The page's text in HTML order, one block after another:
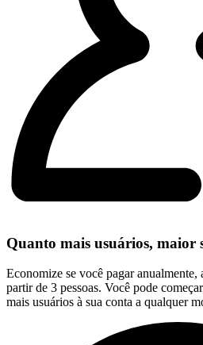
Quanto mais usuários, maior
Economize se você pagar anualmente,
partir de 3 pessoas. Você pode
mais usuários à sua conta a qualquer